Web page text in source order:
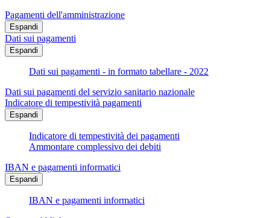
Pagamenti dell'amministrazione
Espandi
Dati sui pagamenti
Espandi
Dati sui pagamenti - in formato tabellare - 2022
Dati sui pagamenti del servizio sanitario nazionale
Indicatore di tempestività pagamenti
Espandi
Indicatore di tempestività dei pagamenti
Ammontare complessivo dei debiti
IBAN e pagamenti informatici
Espandi
IBAN e pagamenti informatici